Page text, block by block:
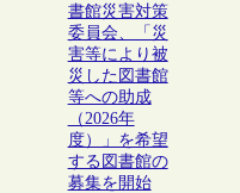
書館災害対策
委員会、「災
害等により被
災した図書館
等への助成
（2026年
度）」を希望
する図書館の
募集を開始